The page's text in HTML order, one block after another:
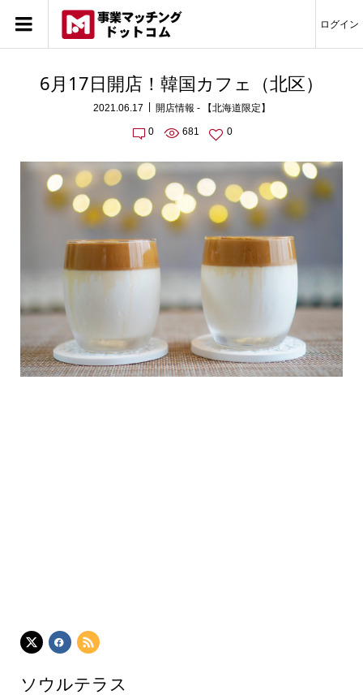
ログイン
6月17日開店！韓国カフェ（北区）
2021.06.17 開店情報 - 【北海道限定】
0 681 0
ソウルテラス